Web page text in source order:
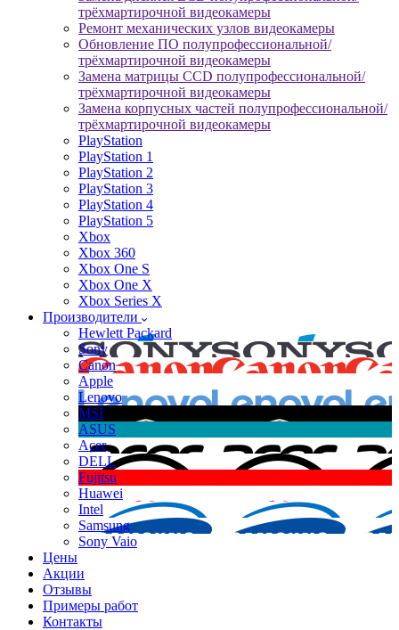
трёхмартирочной видеокамеры
Ремонт механических узлов видеокамеры
Обновление ПО полупрофессиональной/
трёхмартирочной видеокамеры
Замена матрицы CCD полупрофессиональной/
трёхмартирочной видеокамеры
Замена корпусных частей полупрофессиональной/
трёхмартирочной видеокамеры
PlayStation
PlayStation 1
PlayStation 2
PlayStation 3
PlayStation 4
PlayStation 5
Xbox
Xbox 360
Xbox One S
Xbox One X
Xbox Series X
Производители
Hewlett Packard
Sony
Canon
Apple
Lenovo
MSI
ASUS
Acer
DELL
Fujitsu
Huawei
Intel
Samsung
Sony Vaio
Цены
Акции
Отзывы
Примеры работ
Контакты